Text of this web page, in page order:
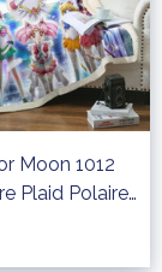
Moon 1012
Plaid Polaire